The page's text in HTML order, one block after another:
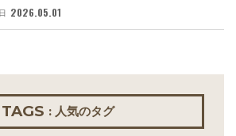
2026.05.01
TAGS : 人気のタグ